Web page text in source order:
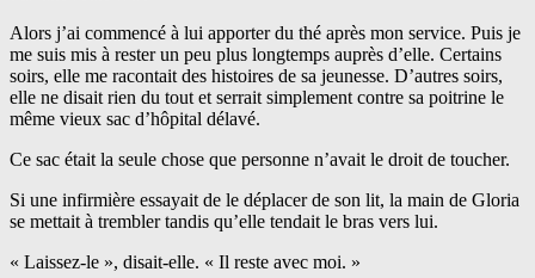
Alors j’ai commencé à lui apporter du thé après mon service. Puis je
me suis mis à rester un peu plus longtemps auprès d’elle. Certains
soirs, elle me racontait des histoires de sa jeunesse. D’autres soirs,
elle ne disait rien du tout et serrait simplement contre sa poitrine le
même vieux sac d’hôpital délavé.
Ce sac était la seule chose que personne n’avait le droit de toucher.
Si une infirmière essayait de le déplacer de son lit, la main de Gloria
se mettait à trembler tandis qu’elle tendait le bras vers lui.
« Laissez-le », disait-elle. « Il reste avec moi. »